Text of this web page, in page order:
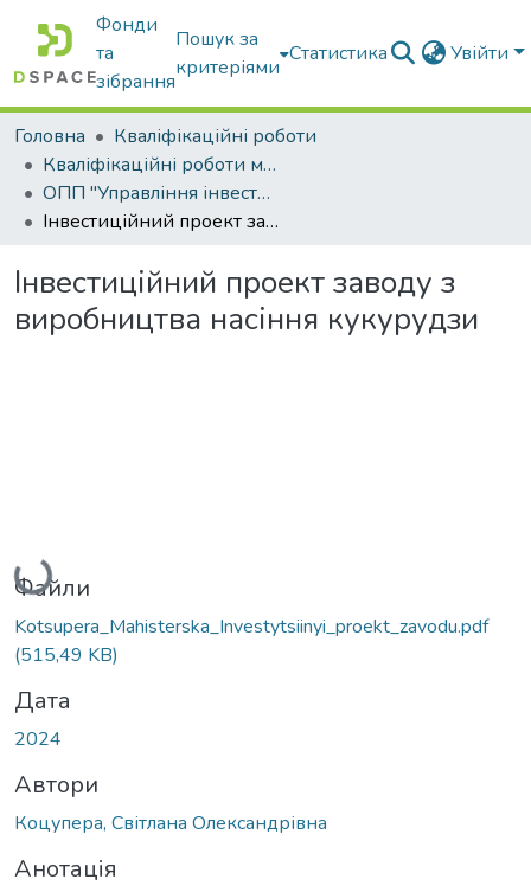
Фонди
та
зібрання
Пошук за
критеріями
Статистика Увійти
Головна
Кваліфікаційні роботи
Кваліфікаційні роботи магістрів
ОПП "Управління інвестиційною діяльністю та міжнародними проектами"
Інвестиційний проект заводу з виробництва насіння кукурудзи
Інвестиційний проект заводу з
виробництва насіння кукурудзи
Вантажиться...
Файли
Kotsupera_Mahisterska_Investytsiinyi_proekt_zavodu.pdf
(515,49 KB)
Дата
2024
Автори
Коцупера, Світлана Олександрівна
Анотація